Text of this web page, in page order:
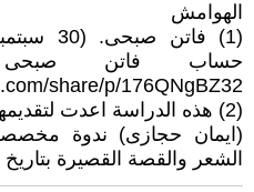
الهوامش
حساب فاتن صبحى
share/p/176QNgBZ32/
(2) هذه الدراسة اعدت
(ايمان حجازى) ندوة
الشعر والقصة القصيرة بتاريخ 8 اكتوبر 2025